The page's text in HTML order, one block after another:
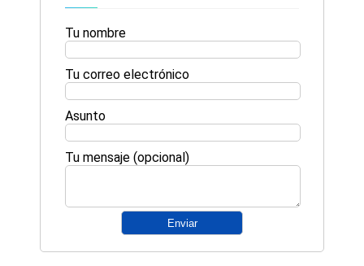
Tu nombre
Tu correo electrónico
Asunto
Tu mensaje (opcional)